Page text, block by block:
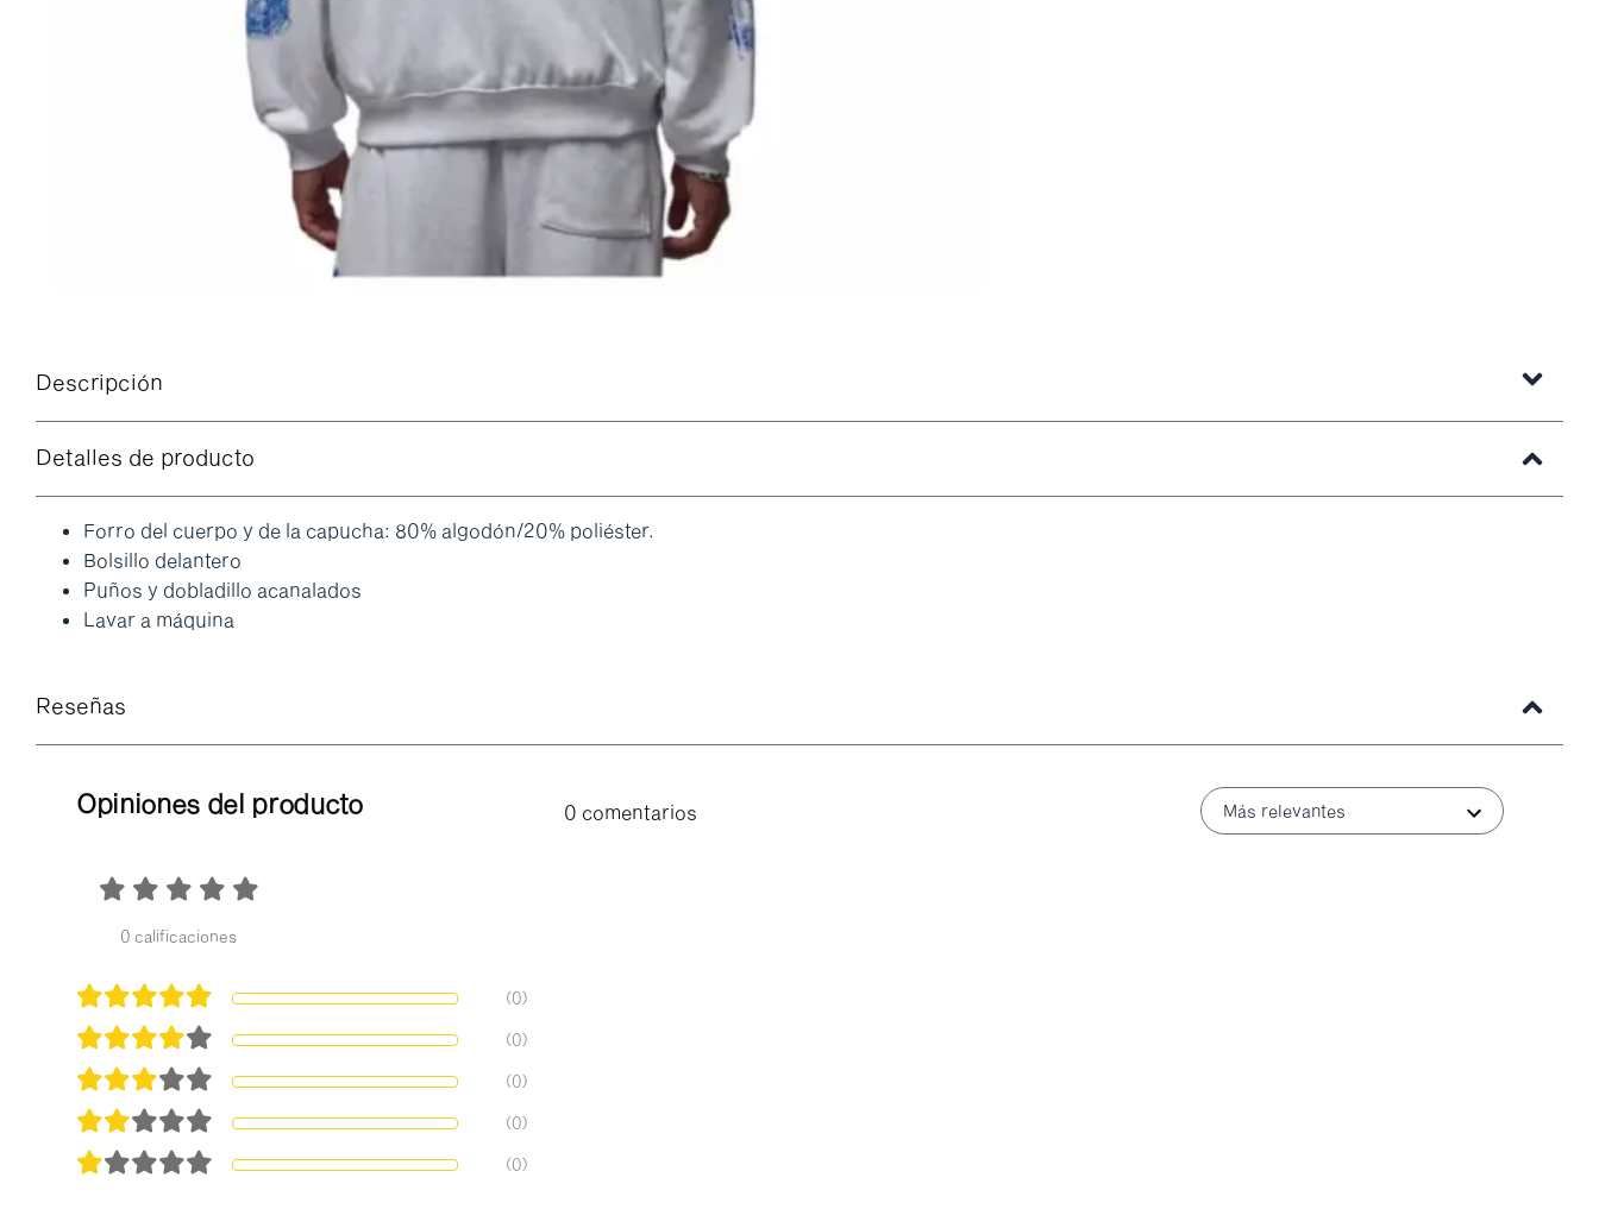
Descripción
Detalles de producto
Forro del cuerpo y de la capucha: 80% algodón/20% poliéster.
Bolsillo delantero
Puños y dobladillo acanalados
Lavar a máquina
Reseñas
Opiniones del producto
0 calificaciones
(0)
(0)
(0)
(0)
(0)
0 comentarios Más relevantes